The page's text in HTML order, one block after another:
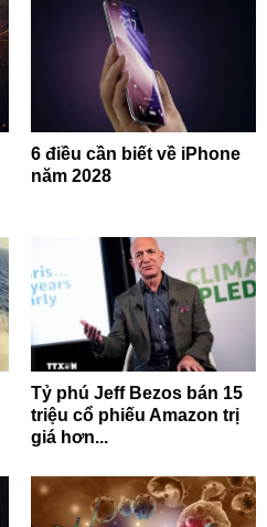
6 điều cần biết về iPhone
năm 2028
Tỷ phú Jeff Bezos bán 15
triệu cổ phiếu Amazon trị
giá hơn...